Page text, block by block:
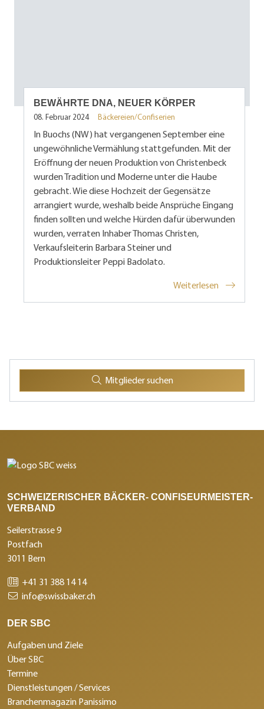
BEWÄHRTE DNA, NEUER KÖRPER
08. Februar 2024 Bäckereien/Confiserien
In Buochs (NW) hat vergangenen September eine
ungewöhnliche Vermählung stattgefunden. Mit der
Eröffnung der neuen Produktion von Christenbeck
wurden Tradition und Moderne unter die Haube
gebracht. Wie diese Hochzeit der Gegensätze
arrangiert wurde, weshalb beide Ansprüche Eingang
finden sollten und welche Hürden dafür überwunden
wurden, verraten Inhaber Thomas Christen,
Verkaufsleiterin Barbara Steiner und
Produktionsleiter Peppi Badolato.
Weiterlesen
Mitglieder suchen
SCHWEIZERISCHER BÄCKER- CONFISEURMEISTER-
VERBAND
Seilerstrasse 9
Postfach
3011 Bern
+41 31 388 14 14
info@swissbaker.ch
DER SBC
Aufgaben und Ziele
Über SBC
Termine
Dienstleistungen / Services
Branchenmagazin Panissimo